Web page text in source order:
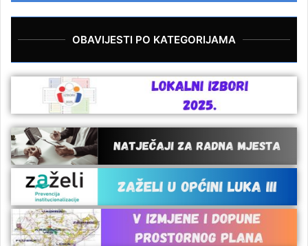
OBAVIJESTI PO KATEGORIJAMA